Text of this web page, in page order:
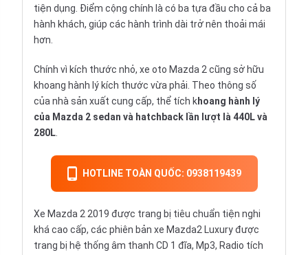
tiện dụng. Điểm cộng chính là có ba tựa đầu cho cả ba
hành khách, giúp các hành trình dài trở nên thoải mái
hơn.
Chính vì kích thước nhỏ, xe oto Mazda 2 cũng sở hữu
khoang hành lý kích thước vừa phải. Theo thông số
của nhà sản xuất cung cấp, thể tích khoang hành lý
của Mazda 2 sedan và hatchback lần lượt là 440L và
280L
HOTLINE TOÀN QUỐC: 0938119439
Xe Mazda 2 2019 được trang bị tiêu chuẩn tiện nghi
khá cao cấp, các phiên bản xe Mazda2 Luxury được
trang bị hệ thống âm thanh CD 1 đĩa, Mp3, Radio tích